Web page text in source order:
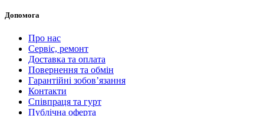
Допомога
Про нас
Сервіс, ремонт
Доставка та оплата
Повернення та обмін
Гарантійні зобов’язання
Контакти
Співпраця та гурт
Публічна оферта